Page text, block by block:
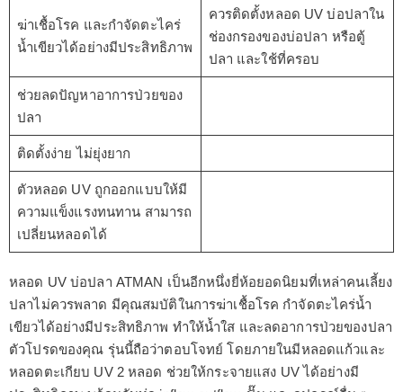
ฆ่าเชื้อโรค และกำจัดตะไคร่
น้ำเขียวได้อย่างมีประสิทธิภาพ
ควรติดตั้งหลอด UV บ่อปลาใน
ช่องกรองของบ่อปลา หรือตู้
ปลา และใช้ที่ครอบ
ช่วยลดปัญหาอาการป่วยของ
ปลา
ติดตั้งง่าย ไม่ยุ่งยาก
ตัวหลอด UV ถูกออกแบบให้มี
ความแข็งแรงทนทาน สามารถ
เปลี่ยนหลอดได้
หลอด UV บ่อปลา ATMAN เป็นอีกหนึ่งยี่ห้อยอดนิยมที่เหล่าคนเลี้ยง
ปลาไม่ควรพลาด มีคุณสมบัติในการฆ่าเชื้อโรค กำจัดตะไคร่น้ำ
เขียวได้อย่างมีประสิทธิภาพ ทำให้น้ำใส และลดอาการป่วยของปลา
ตัวโปรดของคุณ รุ่นนี้ถือว่าตอบโจทย์ โดยภายในมีหลอดแก้วและ
หลอดตะเกียบ UV 2 หลอด ช่วยให้กระจายแสง UV ได้อย่างมี